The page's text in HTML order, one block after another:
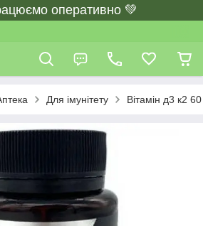
оперативно 💚
Для імунітету Вітамін д3 к2